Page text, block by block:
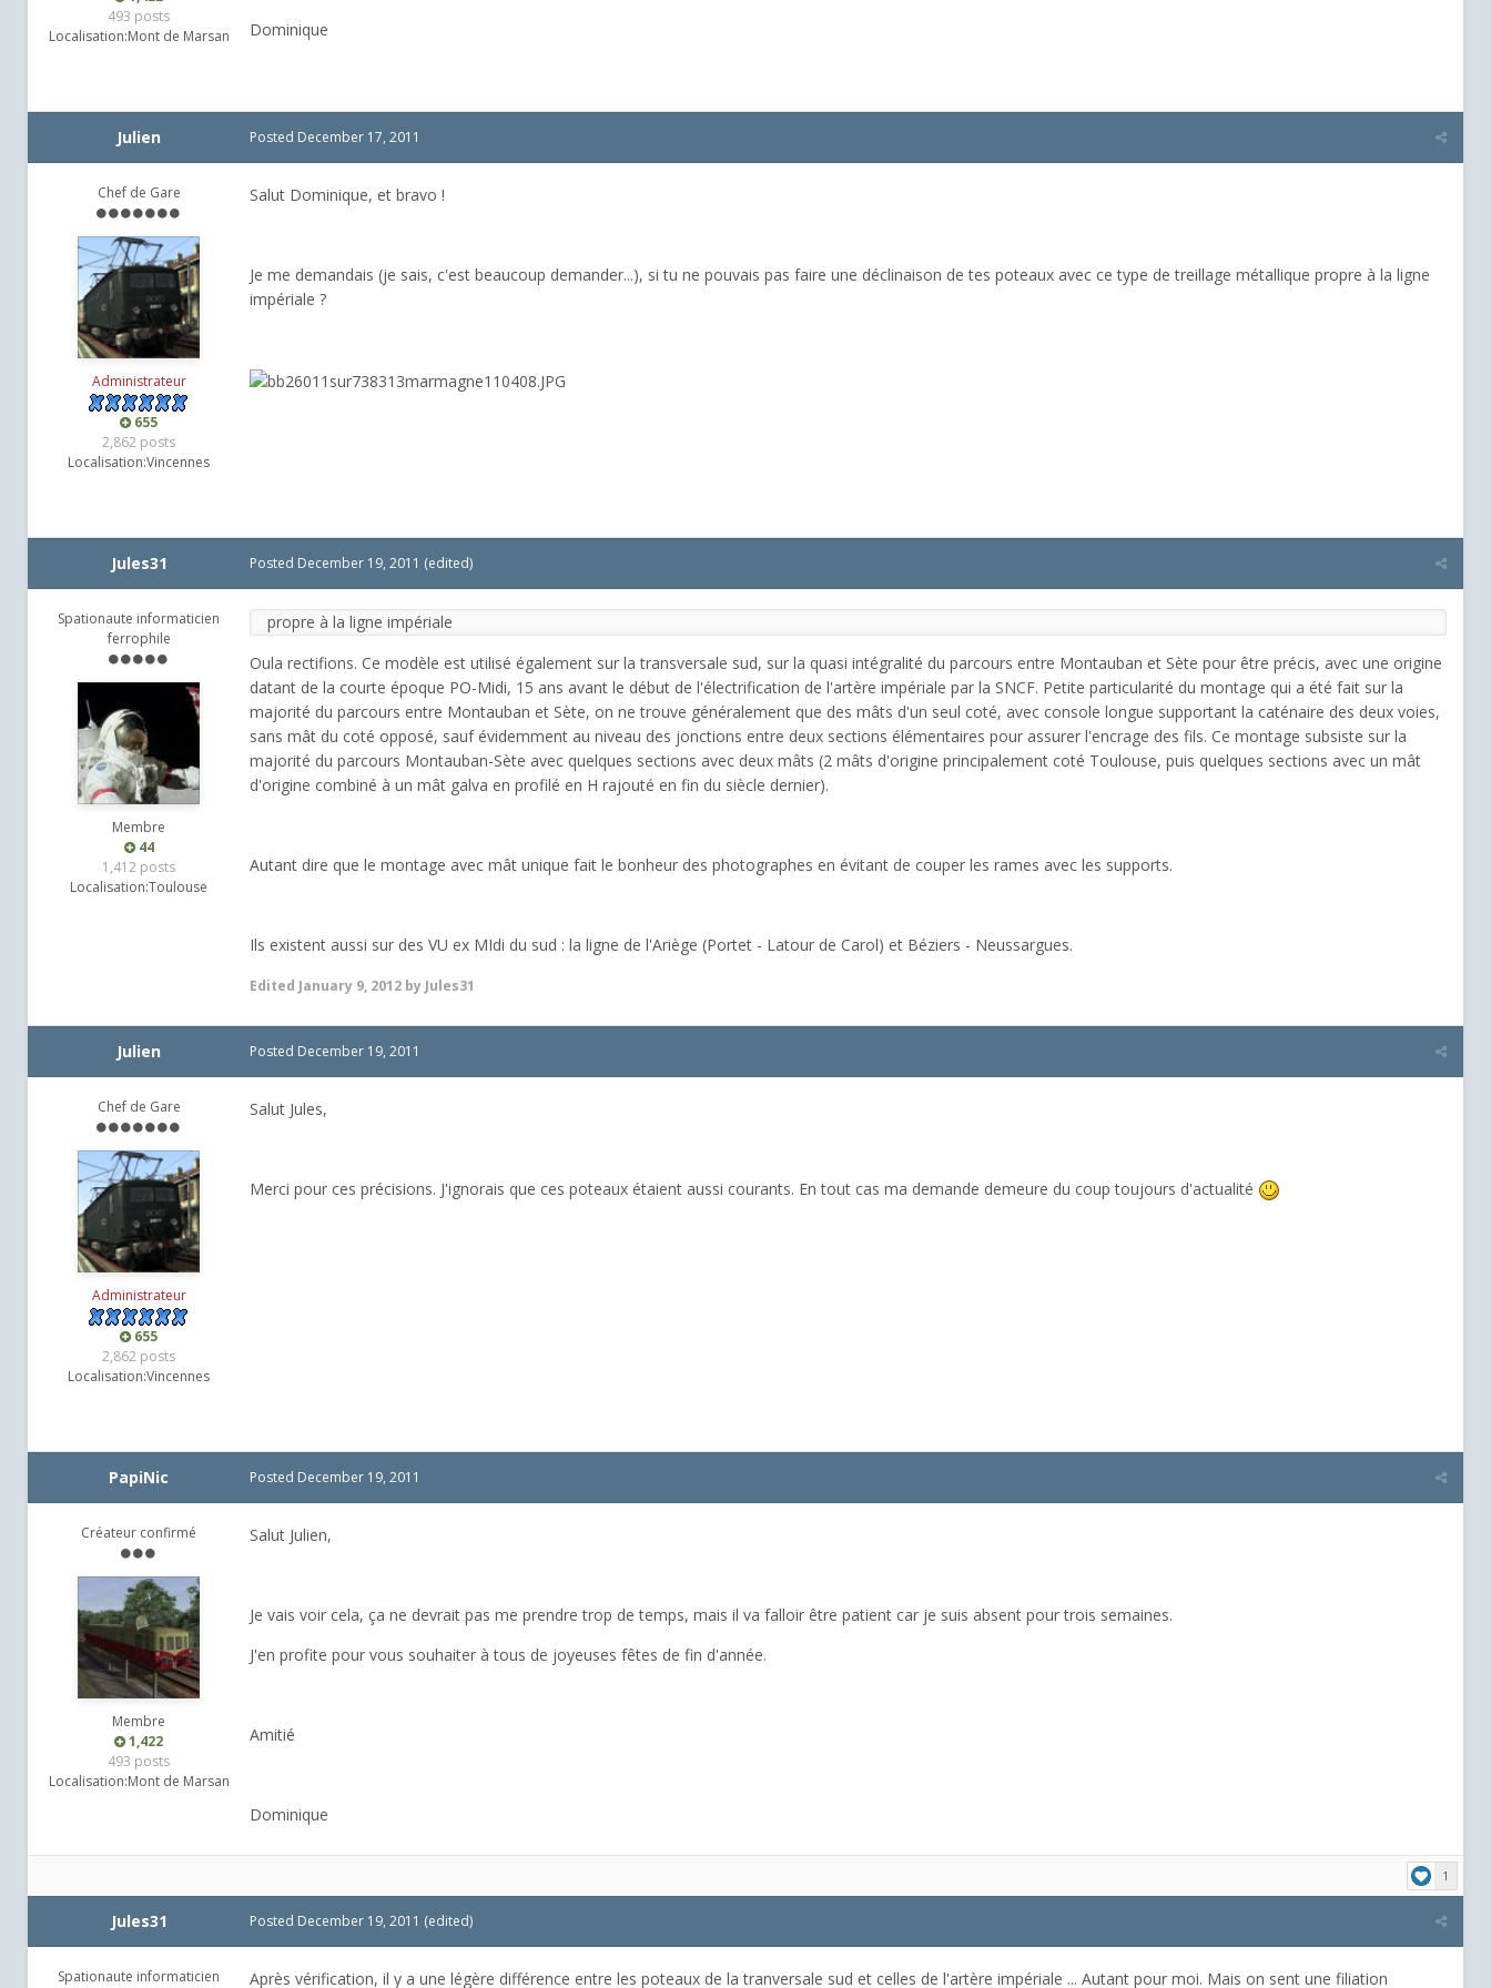
493 posts
Localisation:Mont de Marsan Dominique
Julien
Chef de Gare
Administrateur
655
2,862 posts
Localisation:Vincennes
Posted December 17, 2011
Salut Dominique, et bravo !
Je me demandais (je sais, c'est beaucoup demander...), si tu ne pouvais pas faire une déclinaison de tes poteaux avec ce type de treillage métallique propre à la ligne
impériale ?
Jules31
Spationaute informaticien
ferrophile
Membre
44
1,412 posts
Localisation:Toulouse
Posted December 19, 2011 (edited)
propre à la ligne impériale
Oula rectifions. Ce modèle est utilisé également sur la transversale sud, sur la quasi intégralité du parcours entre Montauban et Sète pour être précis, avec une origine
datant de la courte époque PO-Midi, 15 ans avant le début de l'électrification de l'artère impériale par la SNCF. Petite particularité du montage qui a été fait sur la
majorité du parcours entre Montauban et Sète, on ne trouve généralement que des mâts d'un seul coté, avec console longue supportant la caténaire des deux voies,
sans mât du coté opposé, sauf évidemment au niveau des jonctions entre deux sections élémentaires pour assurer l'encrage des fils. Ce montage subsiste sur la
majorité du parcours Montauban-Sète avec quelques sections avec deux mâts (2 mâts d'origine principalement coté Toulouse, puis quelques sections avec un mât
d'origine combiné à un mât galva en profilé en H rajouté en fin du siècle dernier).
Autant dire que le montage avec mât unique fait le bonheur des photographes en évitant de couper les rames avec les supports.
Ils existent aussi sur des VU ex MIdi du sud : la ligne de l'Ariège (Portet - Latour de Carol) et Béziers - Neussargues.
Edited January 9, 2012 by Jules31
Julien
Chef de Gare
Administrateur
655
2,862 posts
Localisation:Vincennes
Posted December 19, 2011
Salut Jules,
Merci pour ces précisions. J'ignorais que ces poteaux étaient aussi courants. En tout cas ma demande demeure du coup toujours d'actualité
PapiNic
Créateur confirmé
Membre
1,422
493 posts
Localisation:Mont de Marsan
Posted December 19, 2011
Salut Julien,
Je vais voir cela, ça ne devrait pas me prendre trop de temps, mais il va falloir être patient car je suis absent pour trois semaines.
J'en profite pour vous souhaiter à tous de joyeuses fêtes de fin d'année.
Amitié
Dominique
1
Jules31
Spationaute informaticien
Posted December 19, 2011 (edited)
Après vérification, il y a une légère différence entre les poteaux de la tranversale sud et celles de l'artère impériale ... Autant pour moi. Mais on sent une filiation